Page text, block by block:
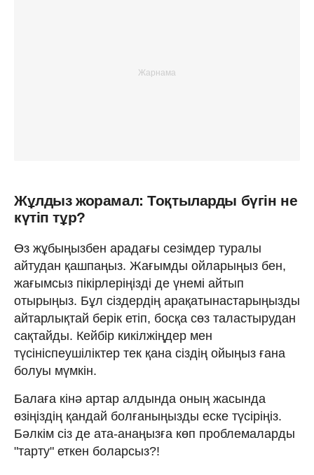
Жұлдыз жорамал: Тоқтыларды бүгін не
күтіп тұр?
Өз жұбыңызбен арадағы сезімдер туралы
айтудан қашпаңыз. Жағымды ойларыңыз бен,
жағымсыз пікірлеріңізді де үнемі айтып
отырыңыз. Бұл сіздердің арақатынастарыңызды
айтарлықтай берік етіп, босқа сөз таластырудан
сақтайды. Кейбір кикілжіңдер мен
түсініспеушіліктер тек қана сіздің ойыңыз ғана
болуы мүмкін.
Балаға кінә артар алдында оның жасында
өзіңіздің қандай болғаныңызды еске түсіріңіз.
Бәлкім сіз де ата-анаңызға көп проблемаларды
"тарту" еткен боларсыз?!